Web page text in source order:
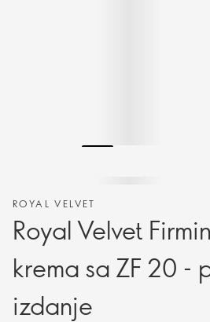
ROYAL VELVET
Royal Velvet
krema sa ZF 20 -
izdanje